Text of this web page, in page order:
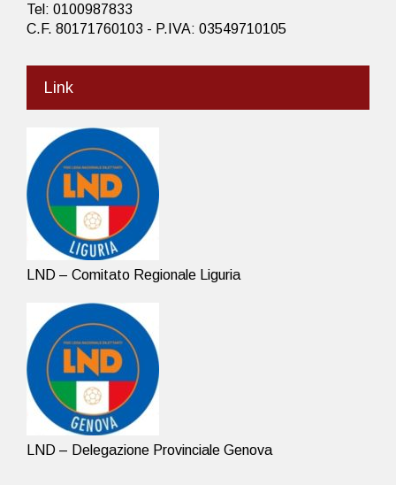
Tel: 0100987833
C.F. 80171760103 - P.IVA: 03549710105
Link
LND – Comitato Regionale Liguria
LND – Delegazione Provinciale Genova